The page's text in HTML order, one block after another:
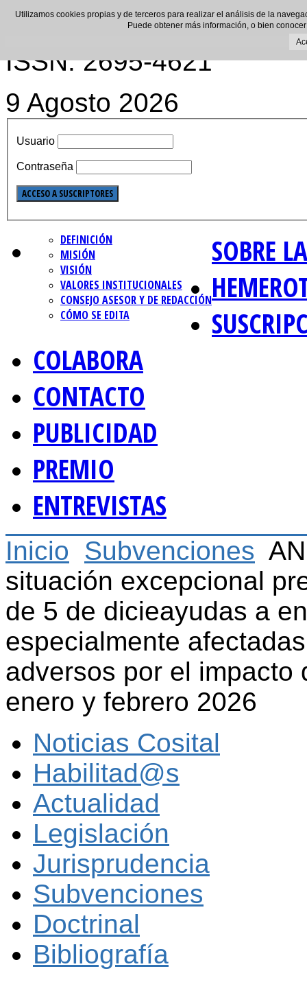
ISSN: 2695-4621
9 Agosto 2026
Usuario
Contraseña
SOBRE
DEFINICIÓN
MISIÓN
VISIÓN
VALORES INSTITUCIONALES
CONSEJO ASESOR Y DE REDACCIÓN
CÓMO SE EDITA
COLABORA
CONTACTO
PUBLICIDAD
PREMIO
ENTREVISTAS
Inicio Subvenciones
situación excepcional
de 5 de dicieayudas a
especialmente
adversos por el impacto
enero y febrero 2026
Noticias Cosital
Habilitad@s
Actualidad
Legislación
Jurisprudencia
Subvenciones
Doctrinal
Bibliografía
Utilizamos cookies propias y de terceros para realizar el análisis de la
Puede obtener más información, o bien